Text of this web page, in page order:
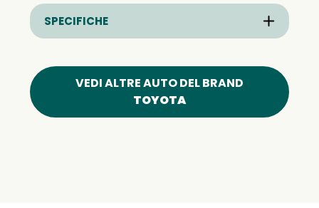
SPECIFICHE
VEDI ALTRE AUTO DEL BRAND
TOYOTA